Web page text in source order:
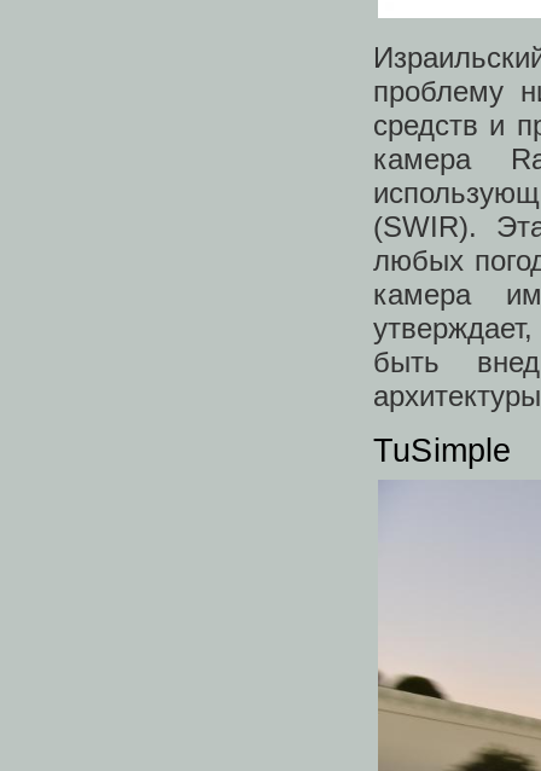
проблему
средств и
камера
(SWIR).
любых
камера
быть
TuSimple